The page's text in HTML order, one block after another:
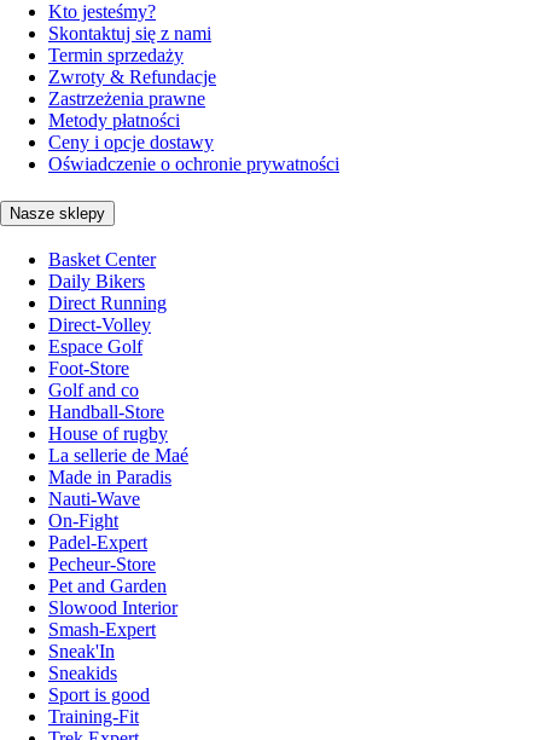
Kto jesteśmy?
Skontaktuj się z nami
Termin sprzedaży
Zwroty & Refundacje
Zastrzeżenia prawne
Metody płatności
Ceny i opcje dostawy
Oświadczenie o ochronie prywatności
Nasze sklepy
Basket Center
Daily Bikers
Direct Running
Direct-Volley
Espace Golf
Foot-Store
Golf and co
Handball-Store
House of rugby
La sellerie de Maé
Made in Paradis
Nauti-Wave
On-Fight
Padel-Expert
Pecheur-Store
Pet and Garden
Slowood Interior
Smash-Expert
Sneak'In
Sneakids
Sport is good
Training-Fit